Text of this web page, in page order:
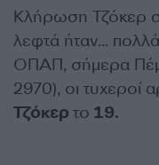
Κλήρωση Τζόκερ
λεφτά ήταν…
ΟΠΑΠ, σήμερα
2970), οι τυχεροί
Τζόκερ το 19.